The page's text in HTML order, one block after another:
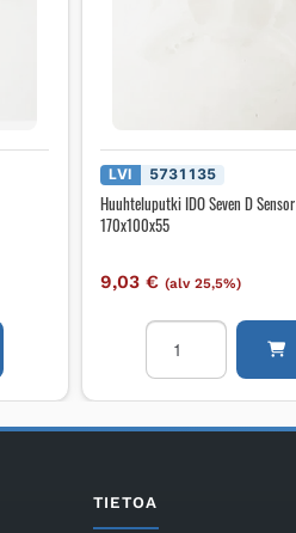
LVI 5731135
Huuhteluputki IDO Seven D Sensor
170x100x55
9,03 € (alv 25,5%)
Huuhteluputki
Seven
Sensor
TIETOA